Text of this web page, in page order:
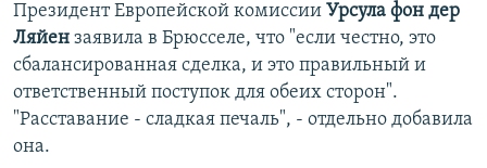
Президент Европейской комиссии Урсула фон дер
Ляйен заявила в Брюсселе, что "если честно, это
сбалансированная сделка, и это правильный и
ответственный поступок для обеих сторон".
"Расставание - сладкая печаль", - отдельно добавила
она.